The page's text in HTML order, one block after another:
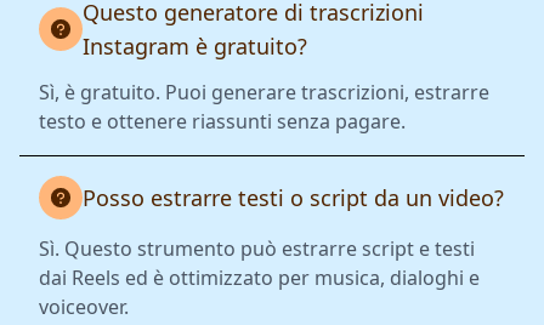
Questo generatore di trascrizioni
Instagram è gratuito?
Sì, è gratuito. Puoi generare trascrizioni, estrarre
testo e ottenere riassunti senza pagare.
Posso estrarre testi o script da un video?
Sì. Questo strumento può estrarre script e testi
dai Reels ed è ottimizzato per musica, dialoghi e
voiceover.